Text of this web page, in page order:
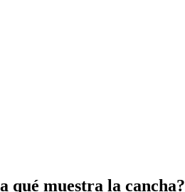
qué muestra la cancha?